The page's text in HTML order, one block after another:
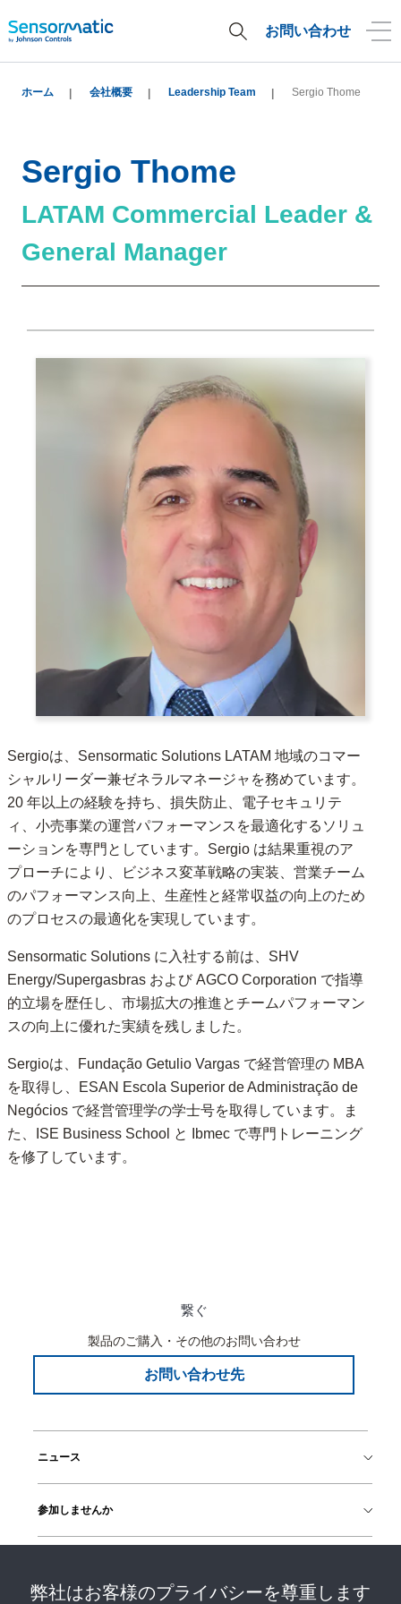
お問い合わせ
ホーム 会社概要 Leadership Team Sergio Thome
Sergio Thome
LATAM Commercial Leader &
General Manager
Sergioは、Sensormatic Solutions LATAM 地域のコマー
シャルリーダー兼ゼネラルマネージャを務めています。
20 年以上の経験を持ち、損失防止、電子セキュリテ
ィ、小売事業の運営パフォーマンスを最適化するソリュ
ーションを専門としています。Sergio は結果重視のア
プローチにより、ビジネス変革戦略の実装、営業チーム
のパフォーマンス向上、生産性と経常収益の向上のため
のプロセスの最適化を実現しています。
Sensormatic Solutions に入社する前は、SHV
Energy/Supergasbras および AGCO Corporation で指導
的立場を歴任し、市場拡大の推進とチームパフォーマン
スの向上に優れた実績を残しました。
Sergioは、Fundação Getulio Vargas で経営管理の MBA
を取得し、ESAN Escola Superior de Administração de
Negócios で経営管理学の学士号を取得しています。ま
た、ISE Business School と Ibmec で専門トレーニング
を修了しています。
繋ぐ
製品のご購入・その他のお問い合わせ
お問い合わせ先
ニュース
参加しませんか
弊社はお客様のプライバシーを尊重します